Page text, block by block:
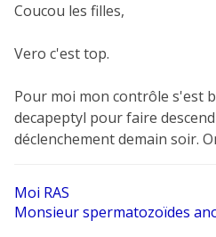
a
e
n
l
u
Coucou les filles,
Vero c'est top.
Pour moi mon contrôle s'est
decapeptyl pour faire
déclenchement demain soir.
Moi RAS
Monsieur spermatozoïdes